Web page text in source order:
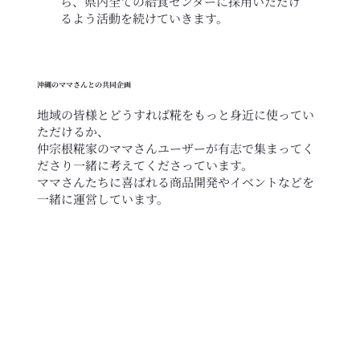
るよう活動を続けていきます。
沖縄のママさんとの共同企画
​地域の皆様とどうすれば糀をもっと身近に使ってい
ただけるか、
仲宗根糀家のママさんユーザーが有志で集まってく
ださり一緒に考えてくださっています。
ママさんたちに喜ばれる商品開発やイベントなどを
一緒に運営しています。